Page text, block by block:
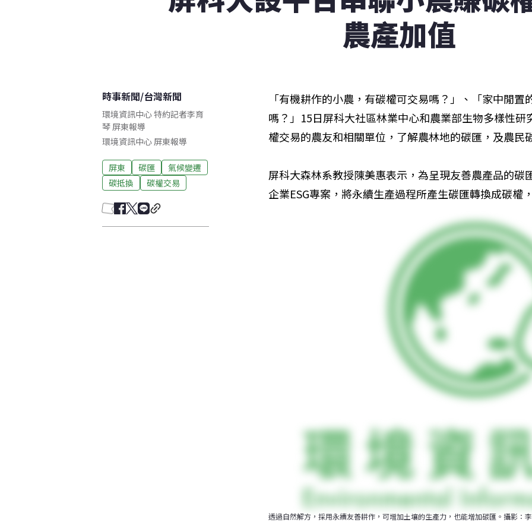
農產加值
時事新聞/台灣新聞
環境資訊中心 特約記者李育
琴 屏東報導
環境資訊中心屏東報導
屏東 碳匯
氣候變遷
碳抵換
碳權交易
「有機耕作的小農，有碳權可交易嗎？」、「家中閒
嗎？」15日屏科大社區林業中心和農業部生物多樣性
權交易的農友和相關單位，了解農林地的碳匯，及農民
屏科大森林系教授陳美惠表示，為呈現友善農產品的碳
企業ESG專案，將永續生產過程所產生碳匯轉換成碳權
透過自然解方，採用永續友善耕作，可增加土壤的生產力，也能增加碳匯。攝影：